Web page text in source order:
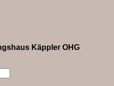
Käppler OHG